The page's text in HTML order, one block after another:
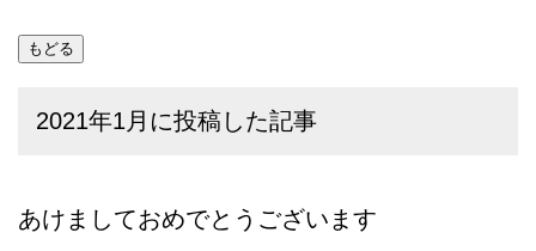
2021年1月に投稿した記事
あけましておめでとうございます